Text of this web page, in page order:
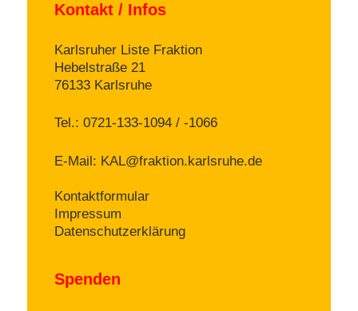
Kontakt / Infos
Karlsruher Liste Fraktion
Hebelstraße 21
76133 Karlsruhe
Tel.: 0721-133-1094 / -1066
E-Mail: KAL@fraktion.karlsruhe.de
Kontaktformular
Impressum
Datenschutzerklärung
Spenden